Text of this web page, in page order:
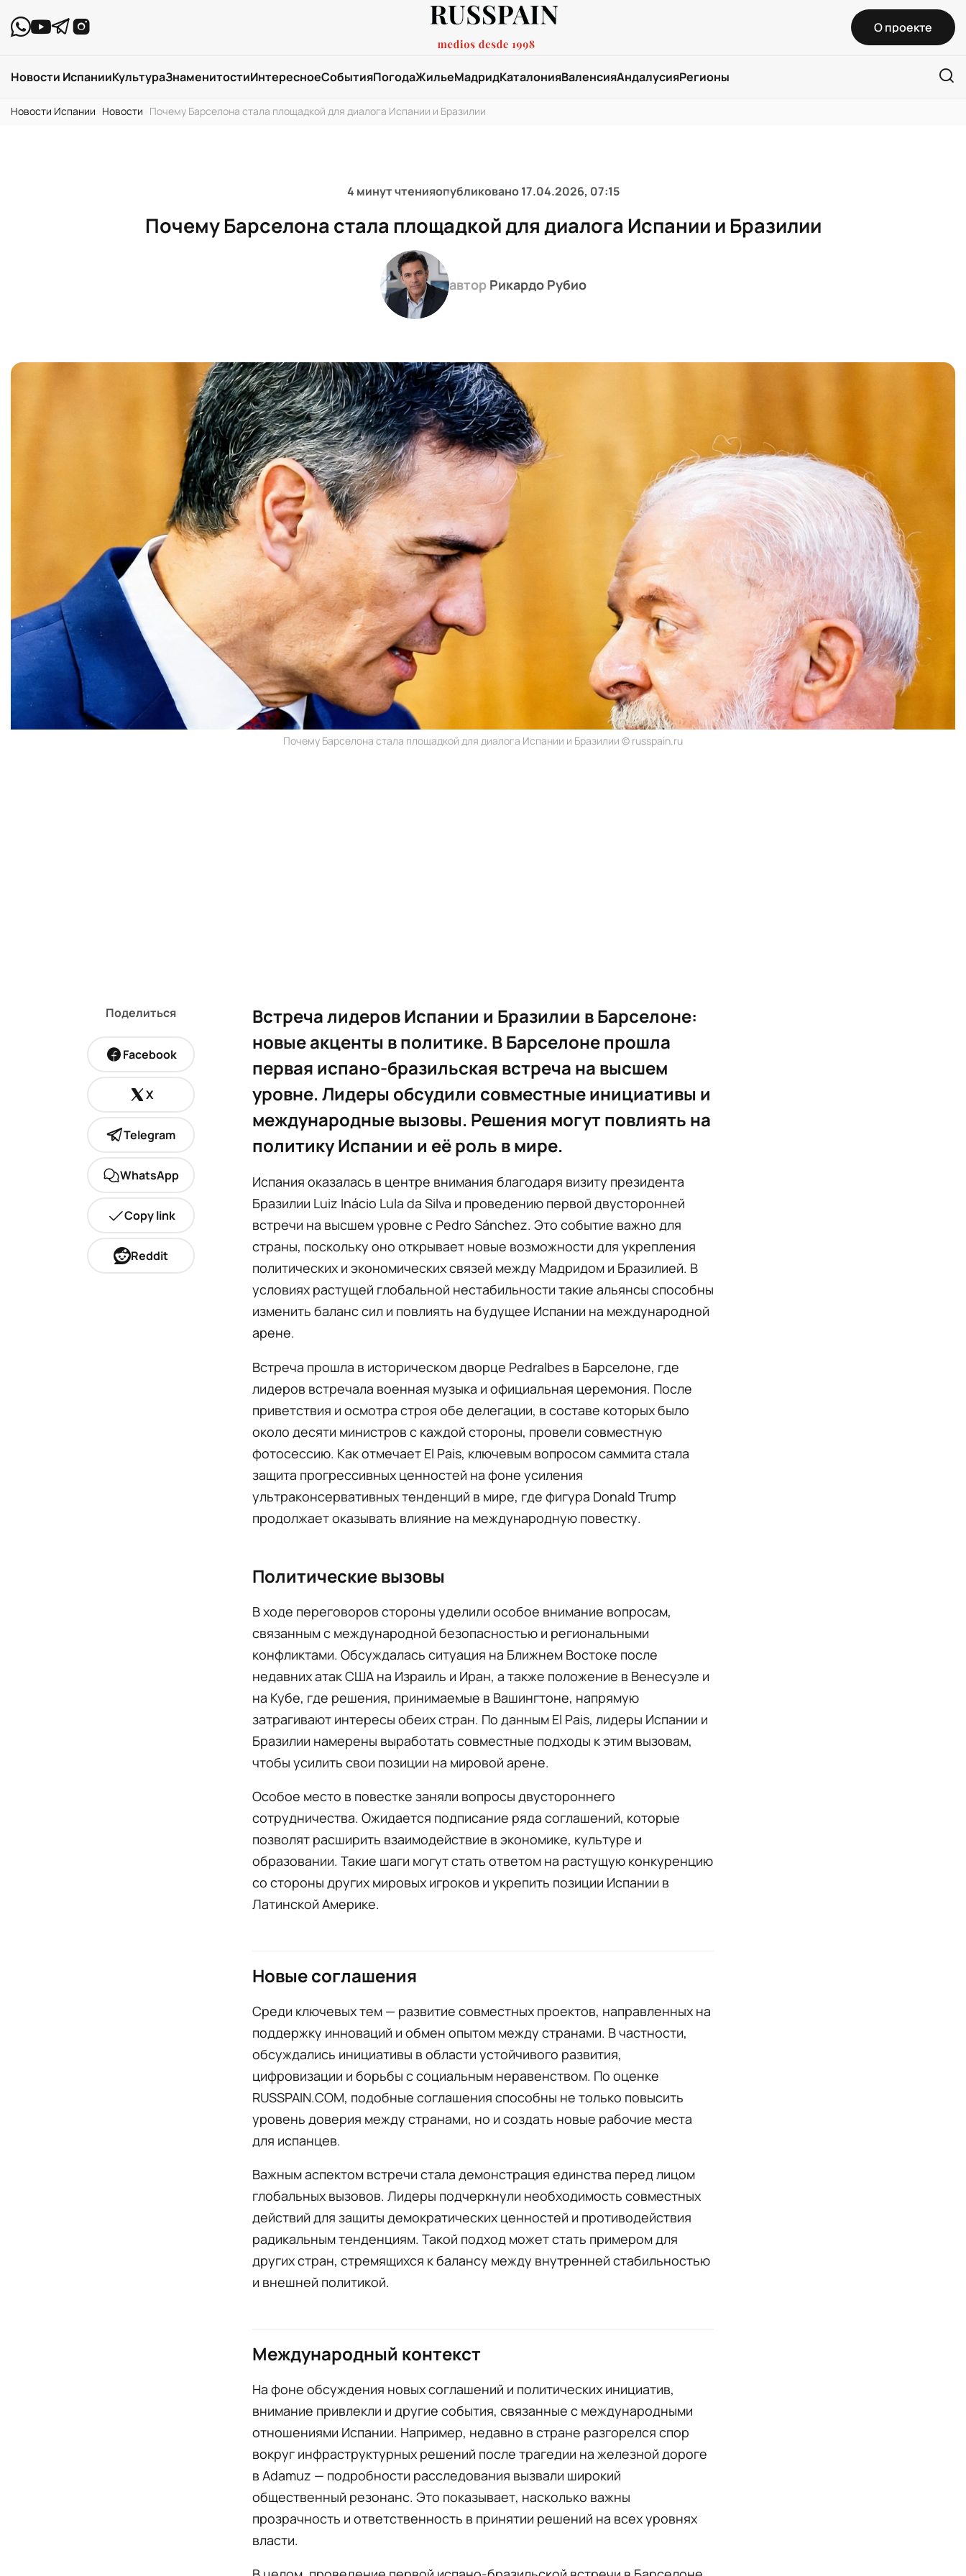
О проекте
Новости ИспанииКультураЗнаменитостиИнтересноеСобытияПогодаЖильеМадридКаталонияВаленсияАндалусияРегионы
Новости Испании Новости Почему Барселона стала площадкой для диалога Испании и Бразилии
4 минут чтенияопубликовано17.04.2026, 07:15
Почему Барселона стала площадкой для диалога Испании и Бразилии
автор Рикардо Рубио
Почему Барселона стала площадкой для диалога Испании и Бразилии © russpain.ru
Поделиться
Facebook
X
Telegram
WhatsApp
Copy link
Reddit
Встреча лидеров Испании и Бразилии в Барселоне:
новые акценты в политике. В Барселоне прошла
первая испано-бразильская встреча на высшем
уровне. Лидеры обсудили совместные инициативы и
международные вызовы. Решения могут повлиять на
политику Испании и её роль в мире.
Испания оказалась в центре внимания благодаря визиту президента
Бразилии Luiz Inácio Lula da Silva и проведению первой двусторонней
встречи на высшем уровне с Pedro Sánchez. Это событие важно для
страны, поскольку оно открывает новые возможности для укрепления
политических и экономических связей между Мадридом и Бразилией. В
условиях растущей глобальной нестабильности такие альянсы способны
изменить баланс сил и повлиять на будущее Испании на международной
арене.
Встреча прошла в историческом дворце Pedralbes в Барселоне, где
лидеров встречала военная музыка и официальная церемония. После
приветствия и осмотра строя обе делегации, в составе которых было
около десяти министров с каждой стороны, провели совместную
фотосессию. Как отмечает El Pais, ключевым вопросом саммита стала
защита прогрессивных ценностей на фоне усиления
ультраконсервативных тенденций в мире, где фигура Donald Trump
продолжает оказывать влияние на международную повестку.
Политические вызовы
В ходе переговоров стороны уделили особое внимание вопросам,
связанным с международной безопасностью и региональными
конфликтами. Обсуждалась ситуация на Ближнем Востоке после
недавних атак США на Израиль и Иран, а также положение в Венесуэле и
на Кубе, где решения, принимаемые в Вашингтоне, напрямую
затрагивают интересы обеих стран. По данным El Pais, лидеры Испании и
Бразилии намерены выработать совместные подходы к этим вызовам,
чтобы усилить свои позиции на мировой арене.
Особое место в повестке заняли вопросы двустороннего
сотрудничества. Ожидается подписание ряда соглашений, которые
позволят расширить взаимодействие в экономике, культуре и
образовании. Такие шаги могут стать ответом на растущую конкуренцию
со стороны других мировых игроков и укрепить позиции Испании в
Латинской Америке.
Новые соглашения
Среди ключевых тем — развитие совместных проектов, направленных на
поддержку инноваций и обмен опытом между странами. В частности,
обсуждались инициативы в области устойчивого развития,
цифровизации и борьбы с социальным неравенством. По оценке
RUSSPAIN.COM, подобные соглашения способны не только повысить
уровень доверия между странами, но и создать новые рабочие места
для испанцев.
Важным аспектом встречи стала демонстрация единства перед лицом
глобальных вызовов. Лидеры подчеркнули необходимость совместных
действий для защиты демократических ценностей и противодействия
радикальным тенденциям. Такой подход может стать примером для
других стран, стремящихся к балансу между внутренней стабильностью
и внешней политикой.
Международный контекст
На фоне обсуждения новых соглашений и политических инициатив,
внимание привлекли и другие события, связанные с международными
отношениями Испании. Например, недавно в стране разгорелся спор
вокруг инфраструктурных решений после трагедии на железной дороге
в Adamuz — подробности расследования вызвали широкий
общественный резонанс. Это показывает, насколько важны
прозрачность и ответственность в принятии решений на всех уровнях
власти.